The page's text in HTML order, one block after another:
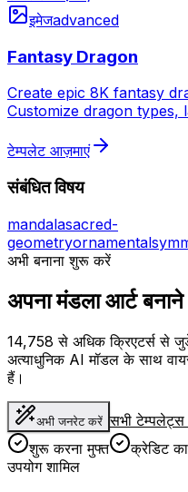
इमेजadvanced
Fantasy Dragon
Create epic 8K fantasy
Customize dragon types,
टेम्पलेट आज़माएं
संबंधित विषय
mandalasacred-
geometryornamental
अभी बनाना शुरू करें
अपना मंडला आर्ट
14,758 से अधिक क्रिएटर्स से
अत्याधुनिक AI मॉडल के साथ
हैं।
अभी जनरेट करें सभी
शुरू करना मुफ्त
क्रेडिट
उपयोग शामिल